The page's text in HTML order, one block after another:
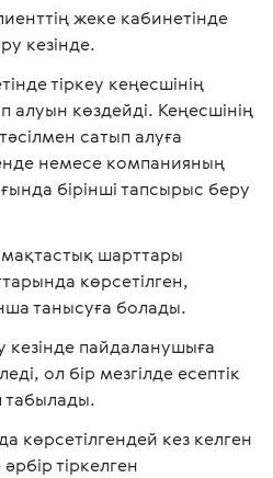
жеке кабинетінде
кезінде.
тіркеу кеңесшінің
алуын көздейді. Кеңесшінің
сатып алуға
немесе компанияның
бірінші тапсырыс беру
шарттары
көрсетілген,
танысуға болады.
кезінде пайдаланушыға
ол бір мезгілде есептік
табылады.
көрсетілгендей кез келген
тіркелген